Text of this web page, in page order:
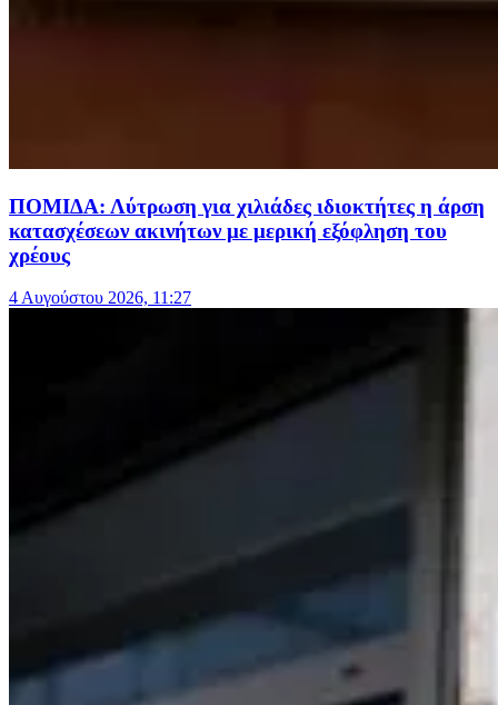
ΠΟΜΙΔΑ: Λύτρωση για χιλιάδες ιδιοκτήτες η άρση
κατασχέσεων ακινήτων με μερική εξόφληση του
χρέους
4 Αυγούστου 2026, 11:27